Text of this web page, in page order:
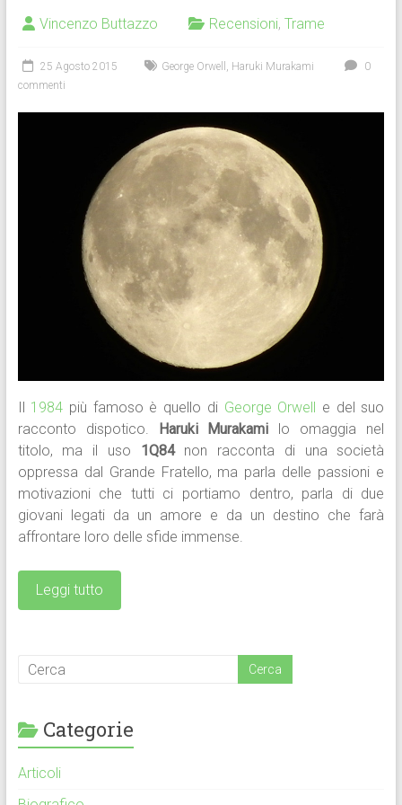
Vincenzo Buttazzo Recensioni, Trame
25 Agosto 2015 George Orwell Haruki Murakami
0
commenti
1984 più famoso è quello di George Orwell
e del suo
racconto dispotico.
Haruki Murakami lo omaggia nel
titolo, ma il uso 1Q84non racconta di una società
oppressa dal Grande Fratello, ma parla delle passioni e
motivazioni che tutti ci portiamo dentro, parla di due
giovani legati da un amore e da un destino che farà
affrontare loro delle sfide immense.
Leggi tutto
Categorie
Articoli